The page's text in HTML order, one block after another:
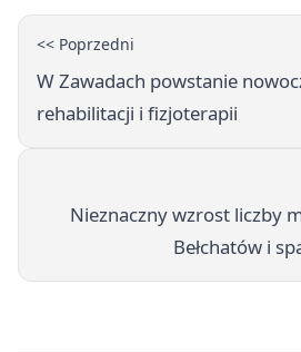
<< Poprzedni
W Zawadach powstanie
rehabilitacji i fizjoterapii
Nieznaczny wzrost liczby
Bełchatów i